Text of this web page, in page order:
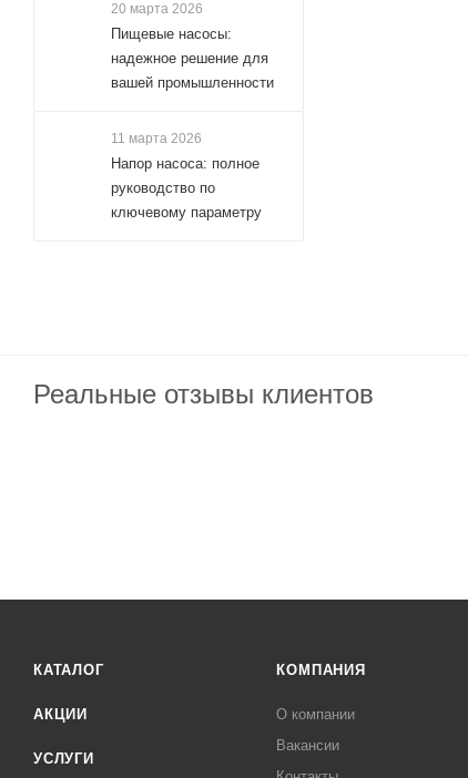
20 марта 2026
Пищевые насосы:
надежное решение для
вашей промышленности
11 марта 2026
Напор насоса: полное
руководство по
ключевому параметру
Реальные отзывы клиентов
КАТАЛОГ
АКЦИИ
УСЛУГИ
КОМПАНИЯ
О компании
Вакансии